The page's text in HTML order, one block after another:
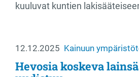
kuuluvat kuntien
12.12.2025 Kainuun
Hevosia koskeva